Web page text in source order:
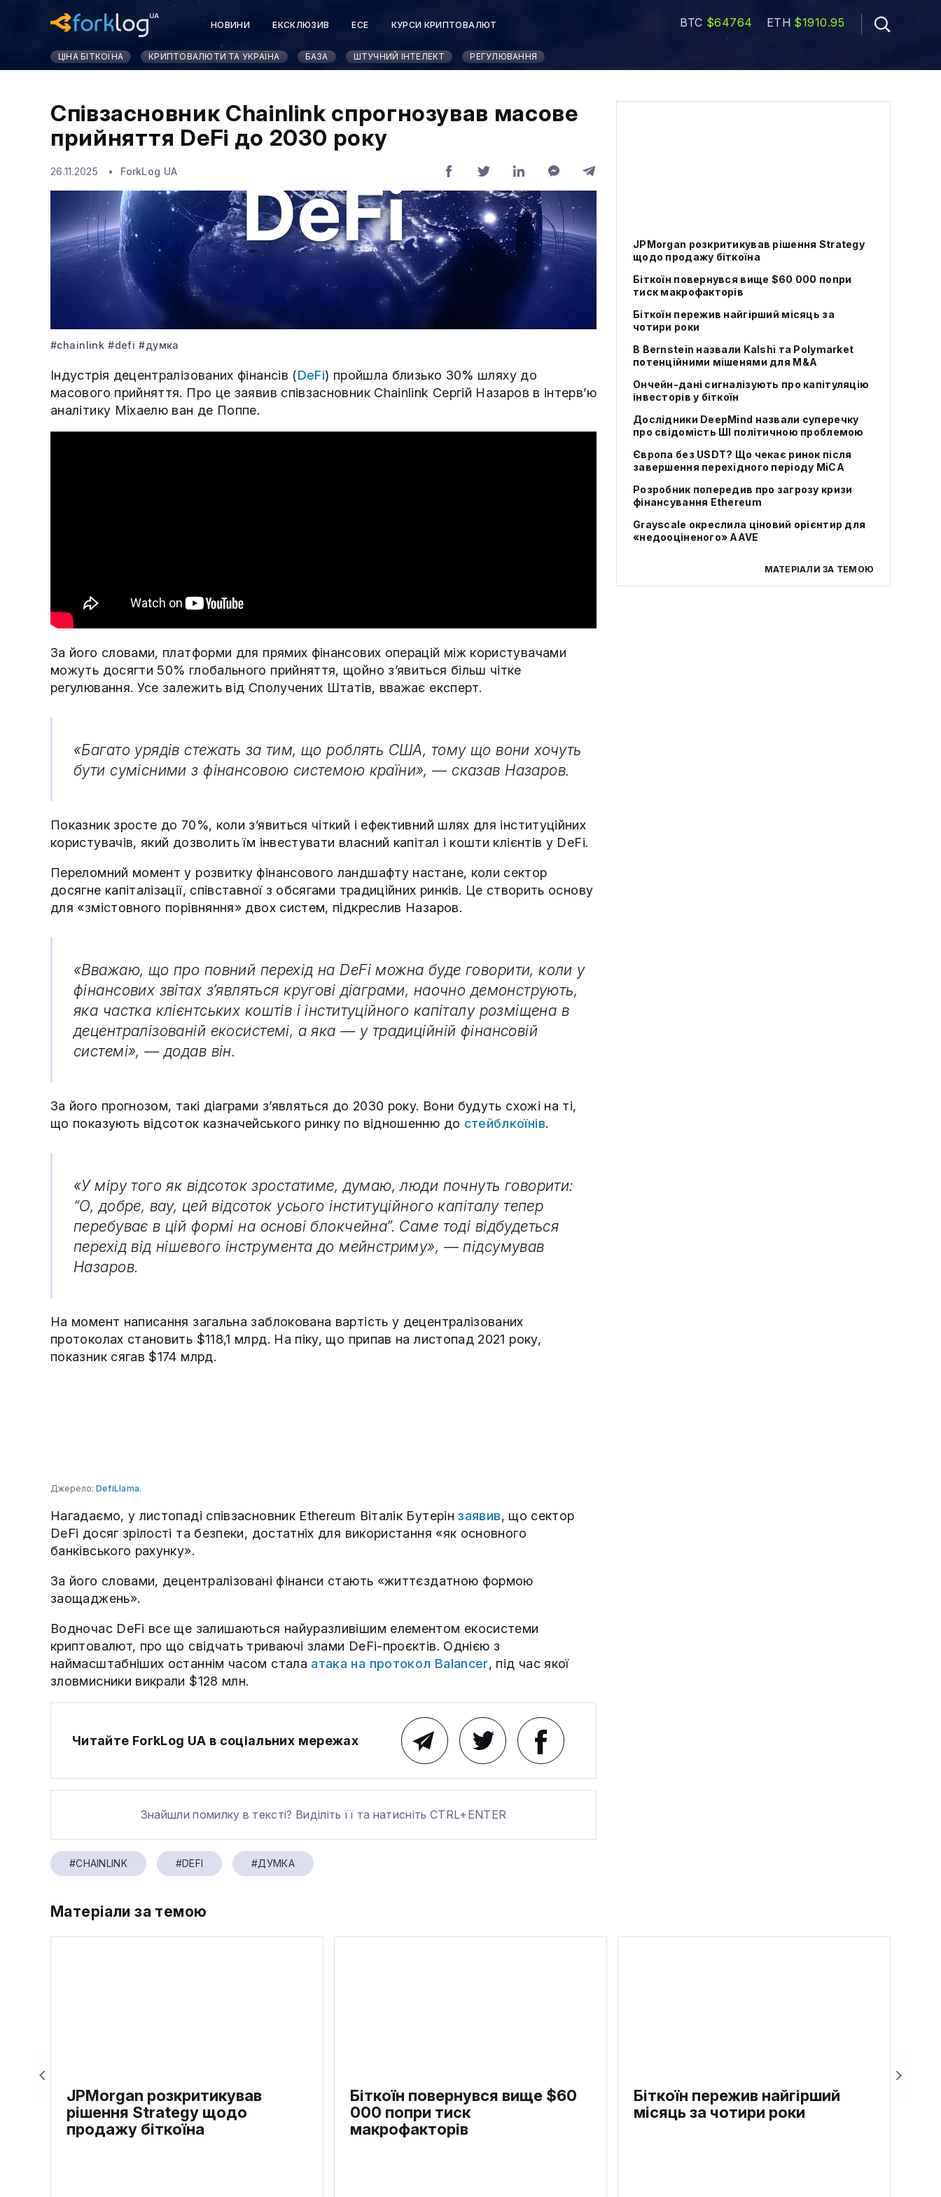
НОВИНИ ЕКСКЛЮЗИВ ЕСЕ КУРСИ КРИПТОВАЛЮТ BTC $64764 ETH $1910.95
ЦІНА БІТКОЇНА КРИПТОВАЛЮТИ ТА УКРАЇНА БАЗА ШТУЧНИЙ ІНТЕЛЕКТ РЕГУЛЮВАННЯ
JPMorgan розкритикував рішення Strategy
щодо продажу біткоїна
Біткоїн повернувся вище $60 000 попри
тиск макрофакторів
Біткоїн пережив найгірший місяць за
чотири роки
В Bernstein назвали Kalshi та Polymarket
потенційними мішенями для M&A
Ончейн-дані сигналізують про капітуляцію
інвесторів у біткоїн
Дослідники DeepMind назвали суперечку
про свідомість ШІ політичною проблемою
Європа без USDT? Що чекає ринок після
завершення перехідного періоду MiCA
Розробник попередив про загрозу кризи
фінансування Ethereum
Grayscale окреслила ціновий орієнтир для
«недооціненого» AAVE
МАТЕРІАЛИ ЗА ТЕМОЮ
Співзасновник Chainlink спрогнозував масове
прийняття DeFi до 2030 року
26.11.2025 ForkLog UA
#chainlink #defi #думка
Індустрія децентралізованих фінансів (DeFi) пройшла близько 30% шляху до
масового прийняття. Про це заявив співзасновник Chainlink Сергій Назаров в інтерв’ю
аналітику Міхаелю ван де Поппе.
За його словами, платформи для прямих фінансових операцій між користувачами
можуть досягти 50% глобального прийняття, щойно з’явиться більш чітке
регулювання. Усе залежить від Сполучених Штатів, вважає експерт.
«Багато урядів стежать за тим, що роблять США, тому що вони хочуть
бути сумісними з фінансовою системою країни», — сказав Назаров.
Показник зросте до 70%, коли з’явиться чіткий і ефективний шлях для інституційних
користувачів, який дозволить їм інвестувати власний капітал і кошти клієнтів у DeFi.
Переломний момент у розвитку фінансового ландшафту настане, коли сектор
досягне капіталізації, співставної з обсягами традиційних ринків. Це створить основу
для «змістовного порівняння» двох систем, підкреслив Назаров.
«Вважаю, що про повний перехід на DeFi можна буде говорити, коли у
фінансових звітах з’являться кругові діаграми, наочно демонструють,
яка частка клієнтських коштів і інституційного капіталу розміщена в
децентралізованій екосистемі, а яка — у традиційній фінансовій
системі», — додав він.
За його прогнозом, такі діаграми з’являться до 2030 року. Вони будуть схожі на ті,
що показують відсоток казначейського ринку по відношенню до стейблкоїнів.
«У міру того як відсоток зростатиме, думаю, люди почнуть говорити:
“О, добре, вау, цей відсоток усього інституційного капіталу тепер
перебуває в цій формі на основі блокчейна”. Саме тоді відбудеться
перехід від нішевого інструмента до мейнстриму», — підсумував
Назаров.
На момент написання загальна заблокована вартість у децентралізованих
протоколах становить $118,1 млрд. На піку, що припав на листопад 2021 року,
показник сягав $174 млрд.
Джерело: DefiLlama.
Нагадаємо, у листопаді співзасновник Ethereum Віталік Бутерінзаявив, що сектор
DeFi досяг зрілості та безпеки, достатніх для використання «як основного
банківського рахунку».
За його словами, децентралізовані фінанси стають «життєздатною формою
заощаджень».
Водночас DeFi все ще залишаються найуразливішим елементом екосистеми
криптовалют, про що свідчать триваючі злами DeFi-проєктів. Однією з
наймасштабніших останнім часом стала атака на протокол Balancer, під час якої
зловмисники викрали $128 млн.
Читайте ForkLog UA в соціальних мережах
Знайшли помилку в тексті? Виділіть її та натисніть CTRL+ENTER
#CHAINLINK #DEFI #ДУМКА
Матеріали за темою
JPMorgan розкритикував
рішення Strategy щодо
продажу біткоїна
Біткоїн повернувся вище $60
000 попри тиск
макрофакторів
Біткоїн пережив найгірший
місяць за чотири роки